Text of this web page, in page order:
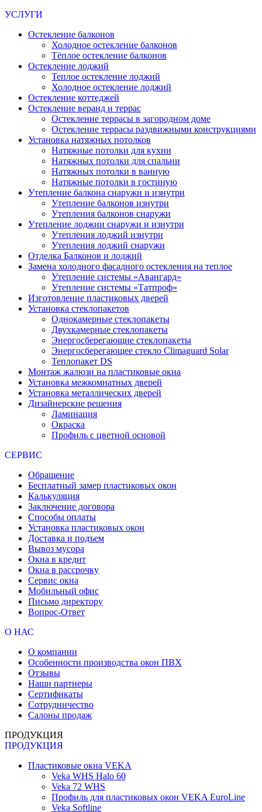
УСЛУГИ
Остекление балконов
Холодное остекление балконов
Тёплое остекление балконов
Остекление лоджий
Теплое остекление лоджий
Холодное остекление лоджий
Остекление коттеджей
Остекление веранд и террас
Остекление террасы в загородном доме
Остекление террасы раздвижными конструкциями
Установка натяжных потолков
Натяжные потолки для кухни
Натяжных потолки для спальни
Натяжных потолки в ванную
Натяжные потолки в гостиную
Утепление балкона снаружи и изнутри
Утепление балконов изнутри
Утепления балконов снаружи
Утепление лоджии снаружи и изнутри
Утепления лоджий изнутри
Утепления лоджий снаружи
Отделка Балконов и лоджий
Замена холодного фасадного остекления на теплое
Утепление системы «Авангард»
Утепление системы «Татпроф»
Изготовление пластиковых дверей
Установка стеклопакетов
Однокамерные стеклопакеты
Двухкамерные стеклопакеты
Энергосберегающие стеклопакеты
Энергосберегающее стекло Climaguard Solar
Теплопакет DS
Монтаж жалюзи на пластиковые окна
Установка межкомнатных дверей
Установка металлических дверей
Дизайнерские решения
Ламинация
Окраска
Профиль с цветной основой
СЕРВИС
Обращение
Бесплатный замер пластиковых окон
Калькуляция
Заключение договора
Способы оплаты
Установка пластиковых окон
Доставка и подъем
Вывоз мусора
Окна в кредит
Окна в рассрочку
Сервис окна
Мобильный офис
Письмо директору
Вопрос-Ответ
О НАС
О компании
Особенности производства окон ПВХ
Отзывы
Наши партнеры
Сертификаты
Сотрудничество
Салоны продаж
ПРОДУКЦИЯ
ПРОДУКЦИЯ
Пластиковые окна VEKA
Veka WHS Halo 60
Veka 72 WHS
Профиль для пластиковых окон VEKA EuroLine
Veka Softline